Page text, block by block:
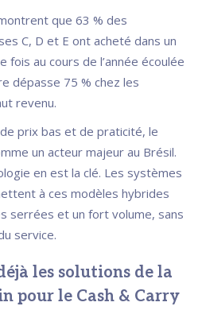
que 63 % des
C, D et E ont acheté dans un
fois au cours de l’année écoulée
dépasse 75 % chez les
revenu.
prix bas et de praticité, le
un acteur majeur au Brésil.
en est la clé. Les systèmes
à ces modèles hybrides
serrées et un fort volume, sans
service.
les solutions de la
pour le Cash & Carry